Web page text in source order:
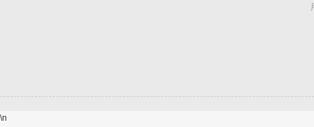
\n